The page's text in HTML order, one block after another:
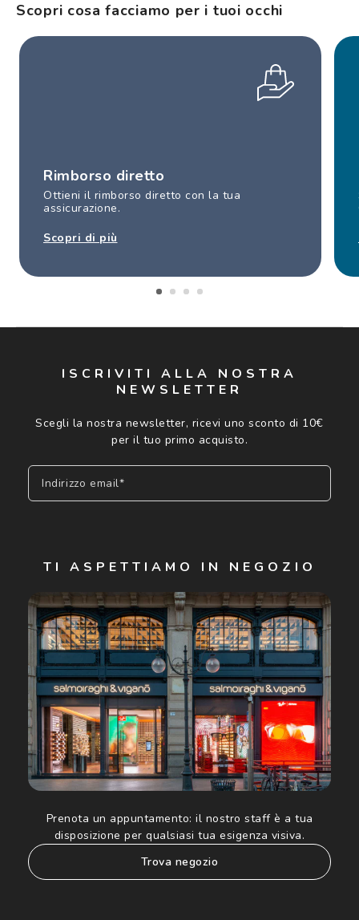
Scopri cosa facciamo per i tuoi occhi
Rimborso diretto
Ottieni il rimborso diretto con la tua
assicurazione.
Scopri di più
ISCRIVITI ALLA NOSTRA
NEWSLETTER
Scegli la nostra newsletter, ricevi uno sconto di 10€
per il tuo primo acquisto.
Indirizzo email*
Cliccando su "Iscriviti", confermo di avere più di 16 anni e
acconsento all'utilizzo dei miei Dati Personali da parte di
Luxottica Group S.p.A. per l'invio di offerte speciali, novità
ed altre comunicazioni di carattere pubblicitario (consultare
Informativa sulla privacyper ulteriori informazioni).
TI ASPETTIAMO IN NEGOZIO
Prenota un appuntamento: il nostro staff è a tua
disposizione per qualsiasi tua esigenza visiva.
trova negozio